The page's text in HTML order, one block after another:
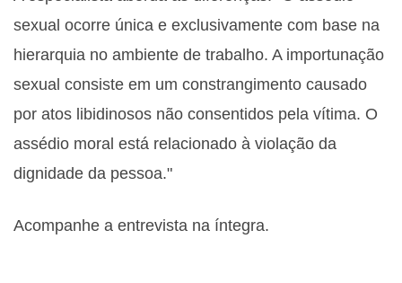
sexual ocorre única e exclusivamente com base na
hierarquia no ambiente de trabalho. A importunação
sexual consiste em um constrangimento causado
por atos libidinosos não consentidos pela vítima. O
assédio moral está relacionado à violação da
dignidade da pessoa."
Acompanhe a entrevista na íntegra.